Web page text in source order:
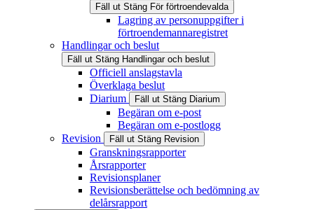
Fäll ut Stäng För förtroendevalda
Lagring av personuppgifter i
förtroendemannaregistret
Handlingar och beslut
Fäll ut Stäng Handlingar och beslut
Officiell anslagstavla
Överklaga beslut
Diarium
Fäll ut Stäng Diarium
Begäran om e-post
Begäran om e-postlogg
Revision
Fäll ut Stäng Revision
Granskningsrapporter
Årsrapporter
Revisionsplaner
Revisionsberättelse och bedömning av
delårsrapport